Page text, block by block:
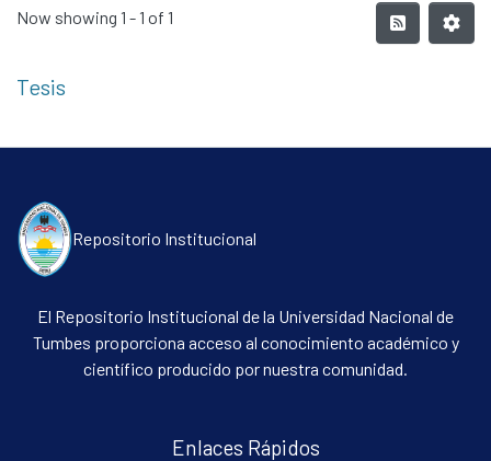
Now showing 1 - 1 of 1
Tesis
Repositorio Institucional
El Repositorio Institucional de la Universidad Nacional de
Tumbes proporciona acceso al conocimiento académico y
científico producido por nuestra comunidad.
Enlaces Rápidos